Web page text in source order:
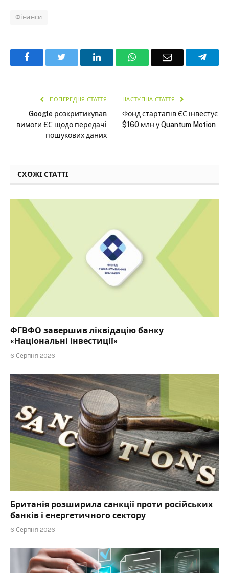
Фінанси
Facebook LinkedInWhatsAppEmail
ПОПЕРЕДНЯ СТАТТЯ
Google розкритикував
вимоги ЄС щодо передачі
пошукових даних
НАСТУПНА СТАТТЯ
Фонд стартапів ЄС інвестує
$160 млн у Quantum Motion
СХОЖІ СТАТТІ
ФГВФО завершив ліквідацію банку
«Національні інвестиції»
6 Серпня 2026
Британія розширила санкції проти російських
банків і енергетичного сектору
6 Серпня 2026